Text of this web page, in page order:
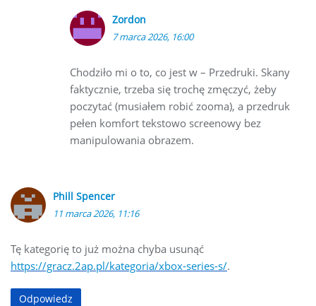
Zordon
7 marca 2026, 16:00
Chodziło mi o to, co jest w – Przedruki. Skany
faktycznie, trzeba się trochę zmęczyć, żeby
poczytać (musiałem robić zooma), a przedruk
pełen komfort tekstowo screenowy bez
manipulowania obrazem.
Phill Spencer
11 marca 2026, 11:16
Tę kategorię to już można chyba usunąć
https://gracz.2ap.pl/kategoria/xbox-series-s/.
Odpowiedz